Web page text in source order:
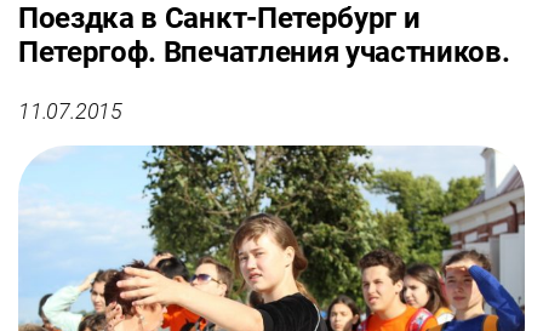
Поездка в Санкт-Петербург и
Петергоф. Впечатления участников.
11.07.2015